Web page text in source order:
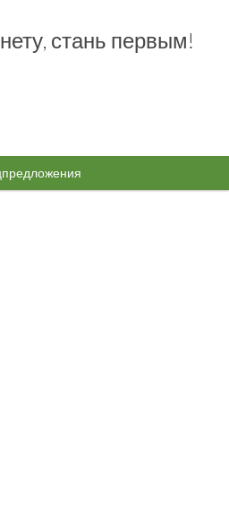
стань первым!